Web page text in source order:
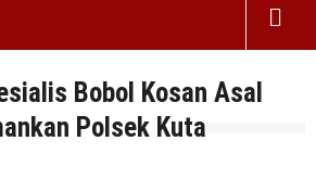
Bobol Kosan Asal
Polsek Kuta